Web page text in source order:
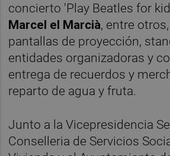
concierto 'Play Beatles for
Marcel el Marcià, entre
pantallas de proyección,
entidades organizadoras y
entrega de recuerdos y
reparto de agua y fruta.
Junto a la Vicepresidencia
Conselleria de Servicios